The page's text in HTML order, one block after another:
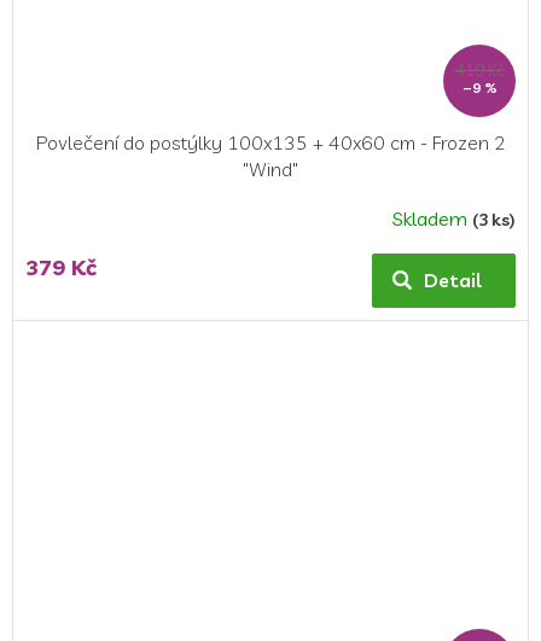
419 Kč
–9 %
Povlečení do postýlky 100x135 + 40x60 cm - Frozen 2
"Wind"
Skladem (3 ks)
379 Kč Detail